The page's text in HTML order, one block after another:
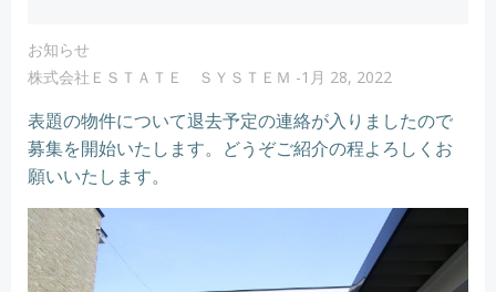
お知らせ
株式会社ＥＳＴＡＴＥ ＳＹＳＴＥＭ -1月 28, 2022
表題の物件について退去予定の連絡が入りましたので
募集を開始いたします。どうぞご紹介の程よろしくお
願いいたします。